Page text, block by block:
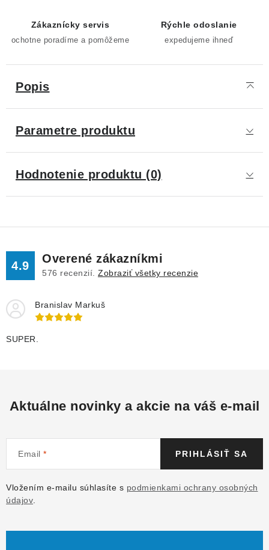
Zákaznícky servis
ochotne poradíme a pomôžeme
Rýchle odoslanie
expedujeme ihneď
Popis
Parametre produktu
Hodnotenie produktu (0)
4.9
Overené zákazníkmi
576 recenzií. Zobraziť všetky recenzie
Branislav Markuš
SUPER.
Aktuálne novinky a akcie na váš e-mail
Email
Vložením e-mailu súhlasíte s podmienkami ochrany osobných
údajov
PRIHLÁSIŤ SA